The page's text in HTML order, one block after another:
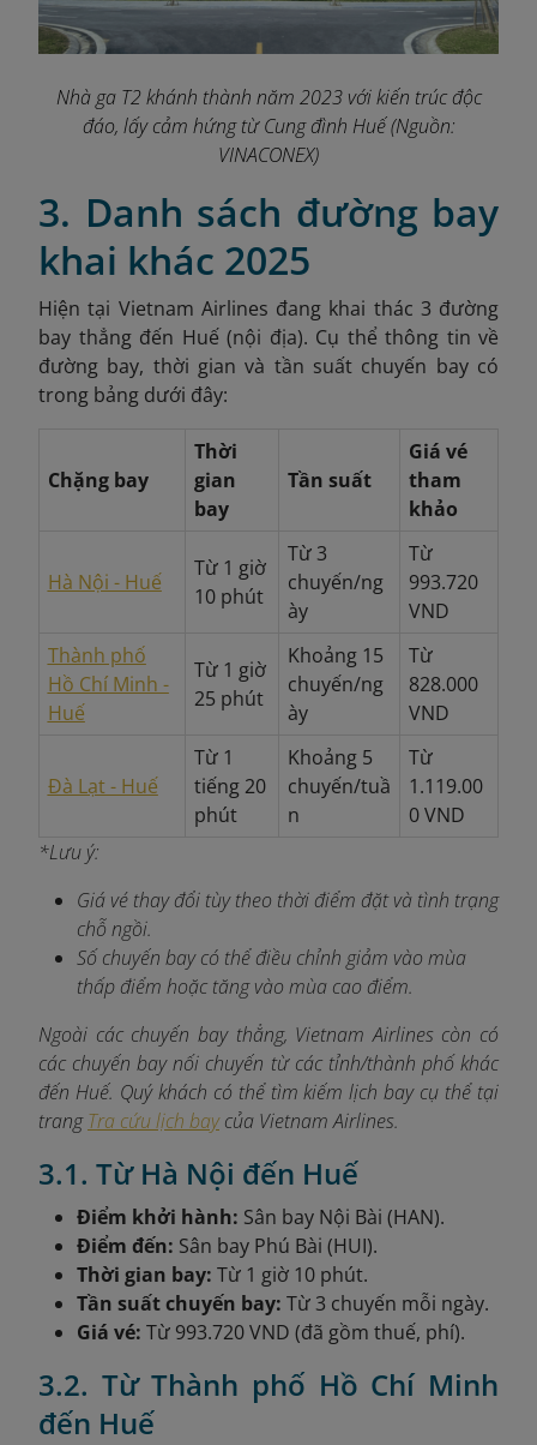
Nhà ga T2 khánh thành năm 2023 với kiến trúc độc
đáo, lấy cảm hứng từ Cung đình Huế(Nguồn:
VINACONEX)
3. Danh sách đường bay
khai khác 2025
Hiện tại Vietnam Airlines đang khai thác 3 đường
bay thẳng đến Huế (nội địa). Cụ thể thông tin về
đường bay, thời gian và tần suất chuyến bay có
trong bảng dưới đây:
Chặng bay
Thời
gian
bay
Tần suất
Giá vé
tham
khảo
Hà Nội - Huế
Từ 1 giờ
10 phút
Từ 3
chuyến/ng
ày
Từ
993.720
VND
Thành phố
Hồ Chí Minh -
Huế
Từ 1 giờ
25 phút
Khoảng 15
chuyến/ng
ày
Từ
828.000
VND
Đà Lạt - Huế
Từ 1
tiếng 20
phút
Khoảng 5
chuyến/tuầ
n
Từ
1.119.00
0 VND
*Lưu ý:
Giá vé thay đổi tùy theo thời điểm đặt và tình trạng
chỗ ngồi.
Số chuyến bay có thể điều chỉnh giảm vào mùa
thấp điểm hoặc tăng vào mùa cao điểm.
Ngoài các chuyến bay thẳng, Vietnam Airlines còn có
các chuyến bay nối chuyến từ các tỉnh/thành phố khác
đến Huế. Quý khách có thể tìm kiếm lịch bay cụ thể tại
trangTra cứu lịch baycủa Vietnam Airlines.
3.1. Từ Hà Nội đến Huế
Điểm khởi hành: Sân bay Nội Bài (HAN).
Điểm đến: Sân bay Phú Bài (HUI).
Thời gian bay: Từ 1 giờ 10 phút.
Tần suất chuyến bay: Từ 3 chuyến mỗi ngày.
Giá vé: Từ 993.720 VND (đã gồm thuế, phí).
3.2. Từ Thành phố Hồ Chí Minh
đến Huế